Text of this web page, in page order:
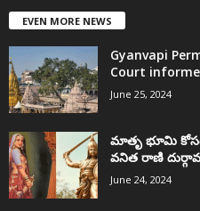
EVEN MORE NEWS
Gyanvapi
Court
June 25, 2024
మాతృ భూమి
వనిత రాణి
June 24, 2024